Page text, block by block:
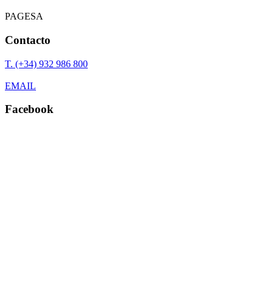
PAGESA
Contacto
T. (+34) 932 986 800
EMAIL
Facebook